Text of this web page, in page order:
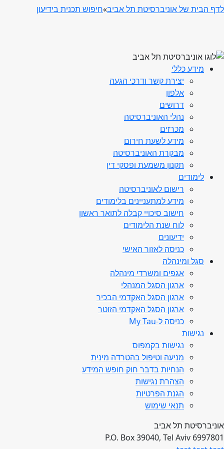
לדף הבית של אוניברסיטת תל אביב»חיפוש תכנית בידיעון
מידע כללי
יצירת קשר ודרכי הגעה
אלפון
דרושים
נהלי האוניברסיטה
מכרזים
מידע לשעת חירום
מבקרת האוניברסיטה
תקנון משמעת ופסקי דין
לימודים
רישום לאוניברסיטה
מידע למתעניינים בלימודים
חישוב סיכויי קבלה לתואר ראשון
לוח שנת הלימודים
ידיעונים
כניסה לאזור האישי
סגל ומינהלה
אגפים ומשרדי מינהלה
ארגון הסגל המנהלי
ארגון הסגל האקדמי הבכיר
ארגון הסגל האקדמי הזוטר
כניסה ל-My Tau
נגישות
נגישות בקמפוס
מניעה וטיפול בהטרדה מינית
הנחיות בדבר חוק חופש המידע
הצהרת נגישות
הגנת הפרטיות
תנאי שימוש
אוניברסיטת תל אביב
P.O. Box 39040, Tel Aviv 6997801